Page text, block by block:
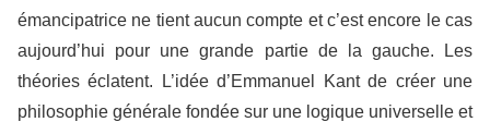
émancipatrice ne tient aucun compte et c’est encore le cas
aujourd’hui pour une grande partie de la gauche. Les
théories éclatent. L’idée d’Emmanuel Kant de créer une
philosophie générale fondée sur une logique universelle et